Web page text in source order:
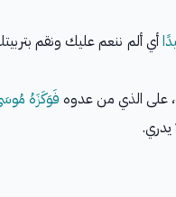
أي ألم ننعم عليك ونقم
على الذي من عدوه فَوَكَزَهُ
يدري.